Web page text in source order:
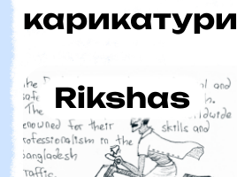
карикатури
Rikshas